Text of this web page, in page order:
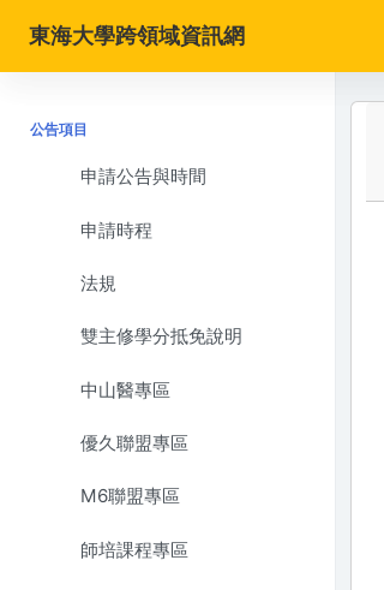
東海大學跨領域資訊網
公告項目
申請公告與時間
申請時程
法規
雙主修學分抵免說明
中山醫專區
優久聯盟專區
M6聯盟專區
師培課程專區